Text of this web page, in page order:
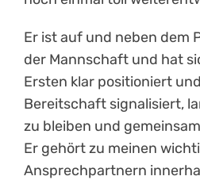
Er ist auf und neben dem
der Mannschaft und hat
Ersten klar positioniert
Bereitschaft signalisiert,
zu bleiben und
Er gehört zu meinen
Ansprechpartnern